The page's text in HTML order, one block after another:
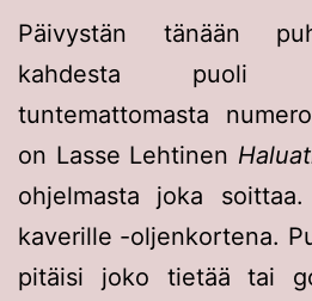
Päivystän tänään
kahdesta puoli
tuntemattomasta
on Lasse Lehtinen
ohjelmasta joka
kaverille -oljenkortena.
pitäisi joko tietää tai